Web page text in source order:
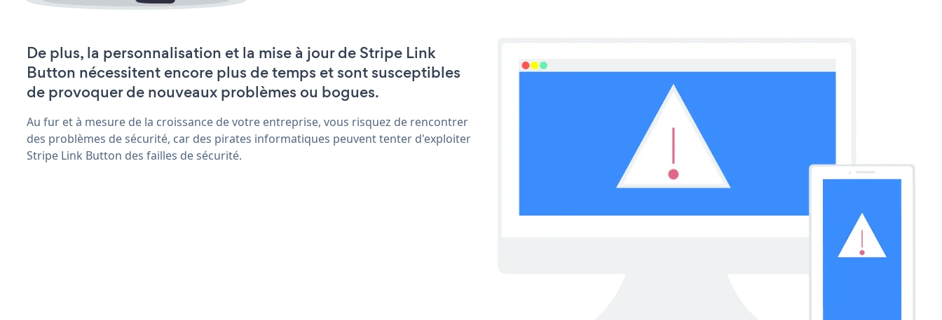
De plus, la personnalisation et la mise à jour de Stripe Link
Button nécessitent encore plus de temps et sont susceptibles
de provoquer de nouveaux problèmes ou bogues.
Au fur et à mesure de la croissance de votre entreprise, vous risquez de rencontrer
des problèmes de sécurité, car des pirates informatiques peuvent tenter d'exploiter
Stripe Link Button des failles de sécurité.